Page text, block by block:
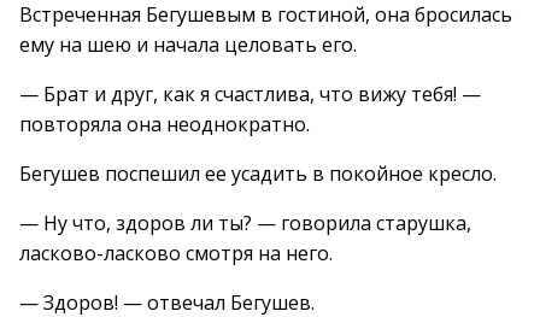
Встреченная Бегушевым в гостиной, она бросилась
ему на шею и начала целовать его.
— Брат и друг, как я счастлива, что вижу тебя! —
повторяла она неоднократно.
Бегушев поспешил ее усадить в покойное кресло.
— Ну что, здоров ли ты? — говорила старушка,
ласково-ласково смотря на него.
— Здоров! — отвечал Бегушев.